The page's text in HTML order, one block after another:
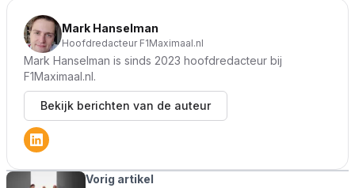
Mark Hanselman
Hoofdredacteur F1Maximaal.nl
Mark Hanselman is sinds 2023 hoofdredacteur bij
F1Maximaal.nl.
Bekijk berichten van de auteur
Vorig artikel